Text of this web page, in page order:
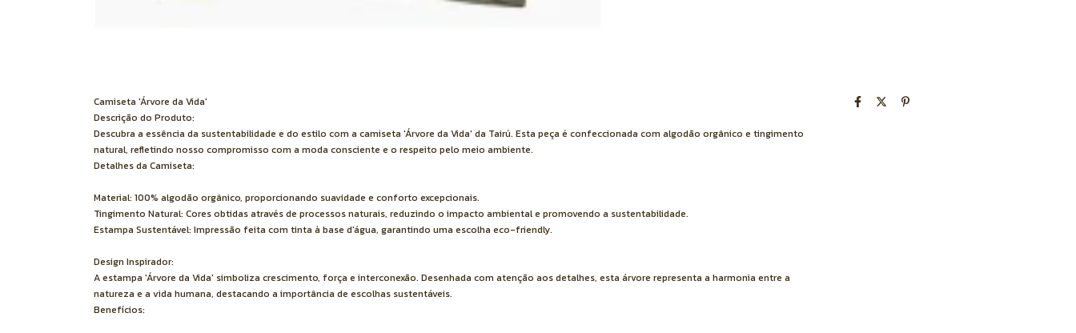
Camiseta 'Árvore da Vida'
Descrição do Produto:
Descubra a essência da sustentabilidade e do estilo com a camiseta 'Árvore da Vida' da Tairú. Esta peça é confeccionada com algodão orgânico e tingimento
natural, refletindo nosso compromisso com a moda consciente e o respeito pelo meio ambiente.
Detalhes da Camiseta:
Material: 100% algodão orgânico, proporcionando suavidade e conforto excepcionais.
Tingimento Natural: Cores obtidas através de processos naturais, reduzindo o impacto ambiental e promovendo a sustentabilidade.
Estampa Sustentável: Impressão feita com tinta à base d'água, garantindo uma escolha eco-friendly.
Design Inspirador:
A estampa 'Árvore da Vida' simboliza crescimento, força e interconexão. Desenhada com atenção aos detalhes, esta árvore representa a harmonia entre a
natureza e a vida humana, destacando a importância de escolhas sustentáveis.
Benefícios: